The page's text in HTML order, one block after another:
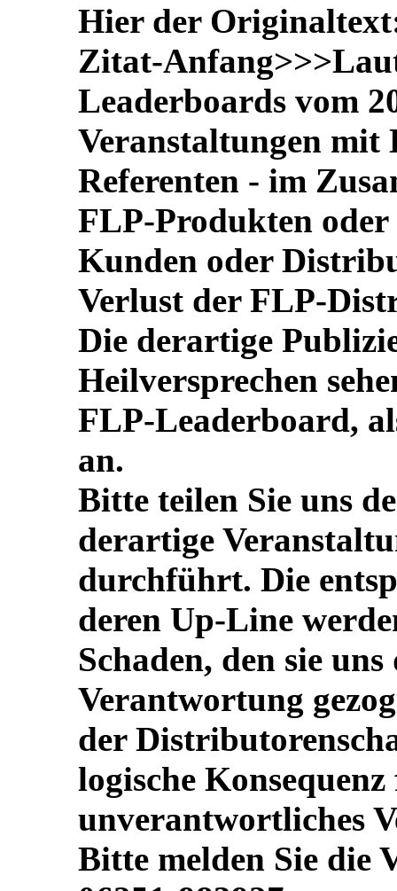
Hier der
Zitat-
Leaderboards vom
Veranstaltungen mit
Referenten - im
FLP-Produkten
Kunden oder
Verlust der FLP-
Die derartige
Heilversprechen
FLP-Leaderboard,
an.
Bitte teilen Sie uns
derartige
durchführt. Die
deren Up-Line
Schaden, den sie
Verantwortung
der
logische
unverantwortliches
Bitte melden Sie die